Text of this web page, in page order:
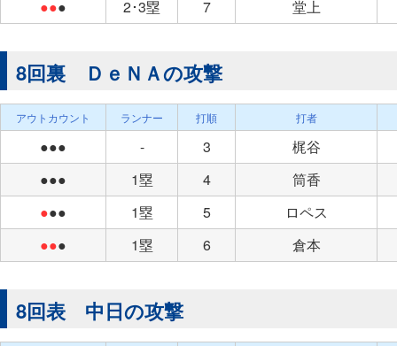
●●● 2･3塁 7 堂上
8回裏 ＤｅＮＡの攻撃
アウトカウント ランナー 打順 打者
●●● - 3
梶谷
●●●
1塁 4
筒香
●●● 1塁 5
ロペス
●●● 1塁 6 倉本
8回表 中日の攻撃